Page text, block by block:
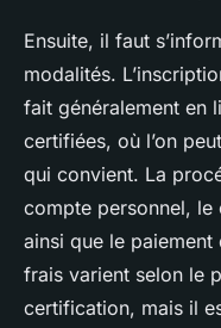
Ensuite, il faut
modalités.
fait généralement en
certifiées, où l’on
qui convient. La
compte personnel, le
ainsi que le
frais varient selon le
certification, mais il